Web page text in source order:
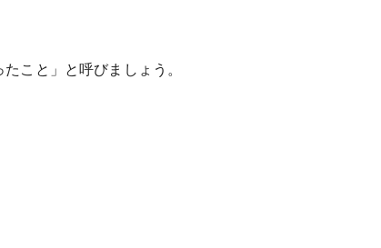
こと」と呼びましょう。